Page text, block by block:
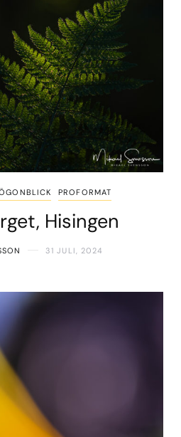
PROFORMAT
Hisingen
31 JULI, 2024